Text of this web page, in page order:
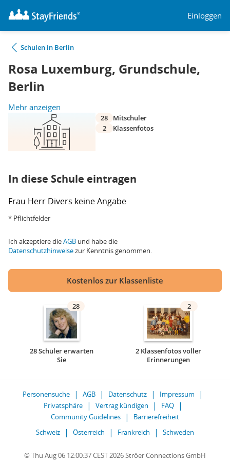
Einloggen
Schulen in Berlin
Rosa Luxemburg, Grundschule,
Berlin
Mehr anzeigen
28
Mitschüler
2
Klassenfotos
In diese Schule eintragen
Frau Herr Divers keine Angabe
* Pflichtfelder
Ich akzeptiere dieAGB und habe die
Datenschutzhinweisezur Kenntnis genommen.
Kostenlos zur Klassenliste
28
28 Schüler erwarten
Sie
2
2 Klassenfotos voller
Erinnerungen
Personensuche AGB Datenschutz
Impressum
Privatsphäre
Vertrag kündigen
FAQ
Community Guidelines
Barrierefreiheit
Schweiz
Österreich Frankreich Schweden
© Thu Aug 06 12:00:37 CEST 2026 Ströer Connections GmbH